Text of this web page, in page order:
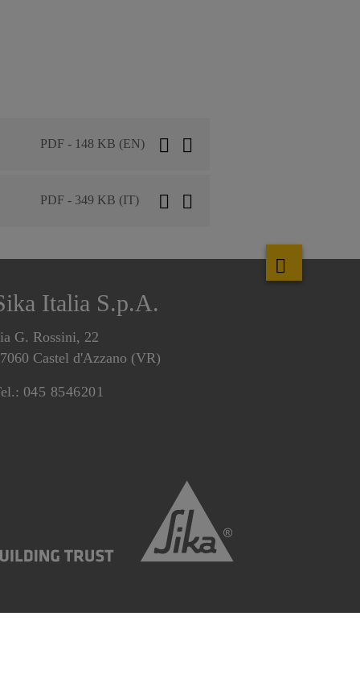
PDF - 148 KB (EN)
PDF - 349 KB (IT)
Italia S.p.A.
G. Rossini, 22
Castel d'Azzano (VR)
045 8546201